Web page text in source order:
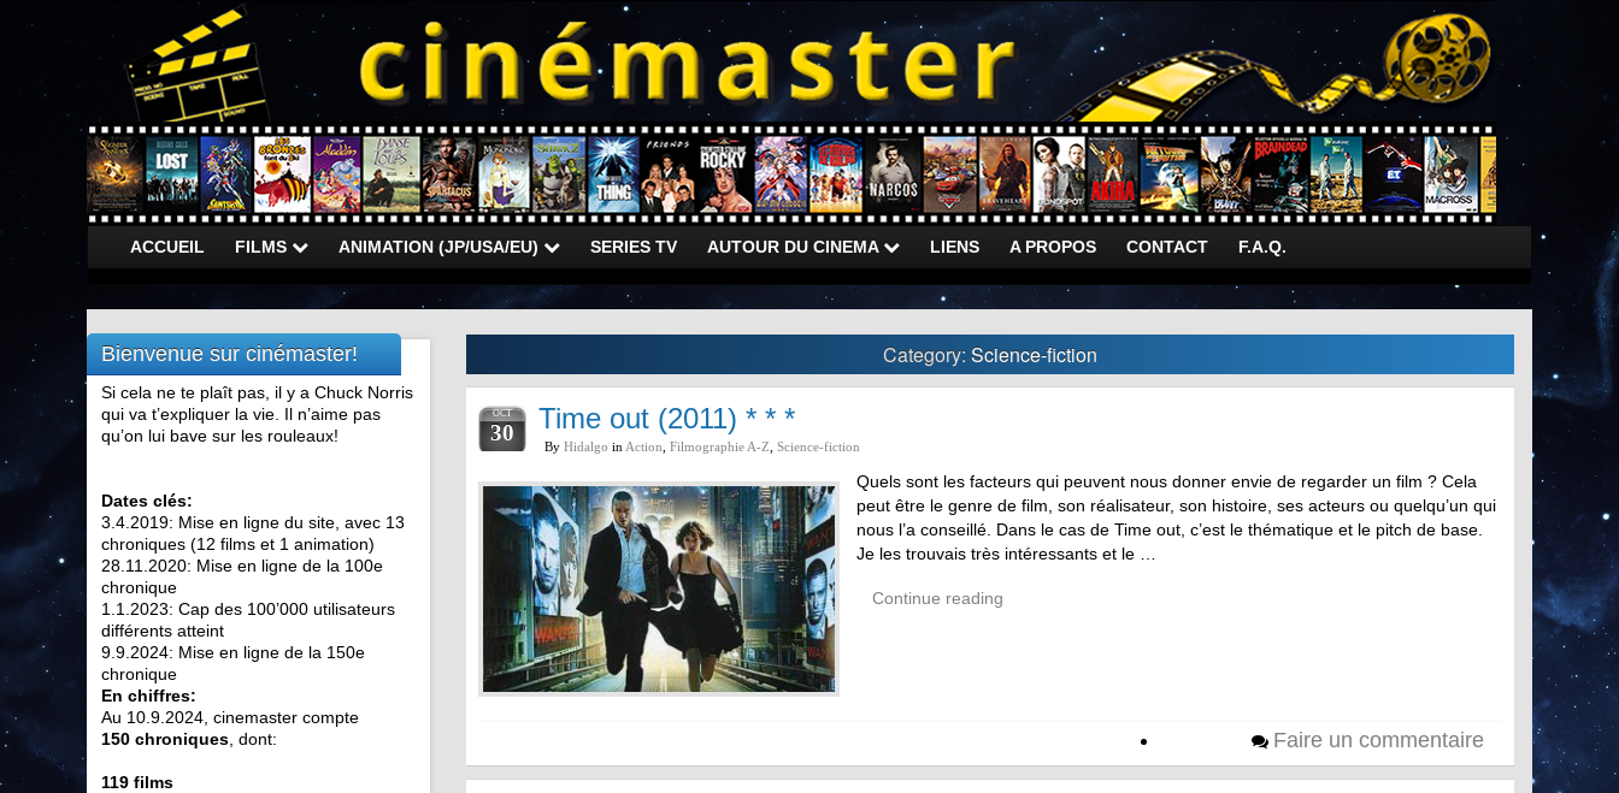
ACCUEIL FILMS ANIMATION (JP/USA/EU) SERIES TV AUTOUR DU CINEMA LIENS A PROPOS CONTACT F.A.Q.
Category: Science-fiction
OCT
30 Time out (2011) * * *
By Hidalgo in Action Filmographie A-Z Science-fiction
Quels sont les facteurs qui peuvent nous donner envie de regarder un film ? Cela
peut être le genre de film, son réalisateur, son histoire, ses acteurs ou quelqu’un qui
nous l’a conseillé. Dans le cas de Time out, c’est le thématique et le pitch de base.
Je les trouvais très intéressants et le …
Continue reading
Faire un commentaire
Bienvenue sur cinémaster!
Si cela ne te plaît pas, il y a Chuck Norris
qui va t’expliquer la vie. Il n’aime pas
qu’on lui bave sur les rouleaux!
Dates clés:
3.4.2019: Mise en ligne du site, avec 13
chroniques (12 films et 1 animation)
28.11.2020: Mise en ligne de la 100e
chronique
1.1.2023: Cap des 100’000 utilisateurs
différents atteint
9.9.2024: Mise en ligne de la 150e
chronique
En chiffres:
Au 10.9.2024, cinemaster compte
150 chroniques , dont:
119 films